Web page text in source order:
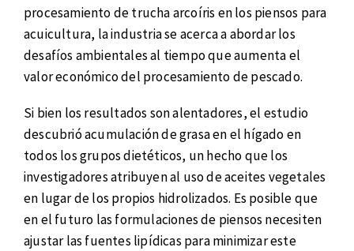
procesamiento de trucha arcoíris en los piensos para
acuicultura, la industria se acerca a abordar los
desafíos ambientales al tiempo que aumenta el
valor económico del procesamiento de pescado.
Si bien los resultados son alentadores, el estudio
descubrió acumulación de grasa en el hígado en
todos los grupos dietéticos, un hecho que los
investigadores atribuyen al uso de aceites vegetales
en lugar de los propios hidrolizados. Es posible que
en el futuro las formulaciones de piensos necesiten
ajustar las fuentes lipídicas para minimizar este